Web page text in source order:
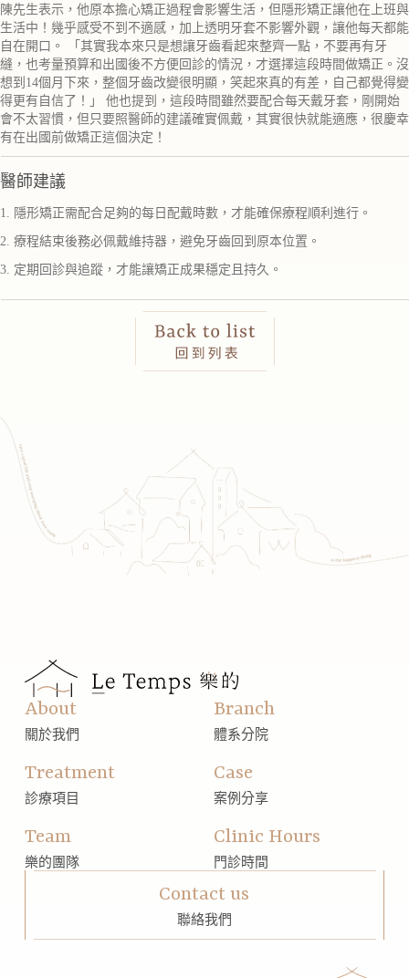
陳先生表示，他原本擔心矯正過程會影響生活，但隱形矯正讓他在上班與
生活中！幾乎感受不到不適感，加上透明牙套不影響外觀，讓他每天都能
自在開口。 「其實我本來只是想讓牙齒看起來整齊一點，不要再有牙
縫，也考量預算和出國後不方便回診的情況，才選擇這段時間做矯正。沒
想到14個月下來，整個牙齒改變很明顯，笑起來真的有差，自己都覺得變
得更有自信了！」 他也提到，這段時間雖然要配合每天戴牙套，剛開始
會不太習慣，但只要照醫師的建議確實佩戴，其實很快就能適應，很慶幸
有在出國前做矯正這個決定！
醫師建議
1. 隱形矯正需配合足夠的每日配戴時數，才能確保療程順利進行。
2. 療程結束後務必佩戴維持器，避免牙齒回到原本位置。
3. 定期回診與追蹤，才能讓矯正成果穩定且持久。
About
關於我們
Branch
體系分院
Treatment
診療項目
Case
案例分享
Team
樂的團隊
Clinic Hours
門診時間
Contact us
聯絡我們